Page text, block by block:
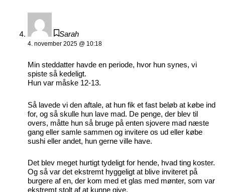
Sarah
4. november 2025 @ 10:18
Min steddatter havde en periode, hvor hun synes, vi
spiste så kedeligt.
Hun var måske 12-13.
Så lavede vi den aftale, at hun fik et fast beløb at købe ind
for, og så skulle hun lave mad. De penge, der blev til
overs, måtte hun så bruge på enten sjovere mad næste
gang eller samle sammen og invitere os ud eller købe
sushi eller andet, hun gerne ville have.
Det blev meget hurtigt tydeligt for hende, hvad ting koster.
Og så var det ekstremt hyggeligt at blive inviteret på
burgere af en, der kom med et glas med mønter, som var
ekstremt stolt af at kunne give.